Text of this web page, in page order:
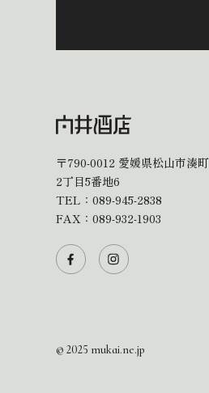
〒790-0012 愛媛県松山市湊町
2丁目5番地6
TEL： 089-945-2838
FAX：089-932-1903
© 2025 mukai.ne.jp